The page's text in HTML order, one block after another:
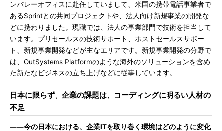
ンバレーオフィスに赴任していまして、米国の携帯電話事業者で
あるSprintとの共同プロジェクトや、法人向け新規事業の開発な
どに携わりました。現職では、法人の事業部門で技術を担当して
います。プリセールスの技術サポート、ポストセールスサポー
ト、新規事業開発などが主なエリアです。新規事業開発の分野で
は、OutSystems Platformのような海外のソリューションを含め
た新たなビジネスの立ち上げなどに従事しています。
日本に限らず、企業の課題は、コーディングに明るい人材の
不足
――今の日本における、企業ITを取り巻く環境はどのように変化